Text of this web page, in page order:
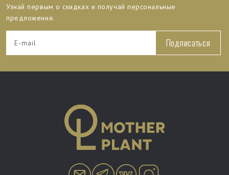
Узнай первым о скидках и получай персональные
предложения.
Подписаться